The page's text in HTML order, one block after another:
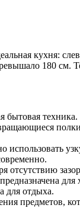
кухня:
180 см.
бытовая техника.
использовать
отсутствию
для отдыха.
предметов,